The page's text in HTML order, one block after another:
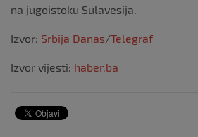
na jugoistoku Sulavesija.
Izvor: Srbija Danas/Telegraf
Izvor vijesti: haber.ba